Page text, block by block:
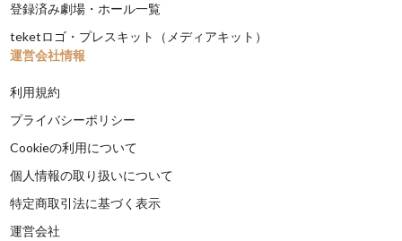
登録済み劇場・ホール一覧
teketロゴ・プレスキット（メディアキット）
運営会社情報
利用規約
プライバシーポリシー
Cookieの利用について
個人情報の取り扱いについて
特定商取引法に基づく表示
運営会社